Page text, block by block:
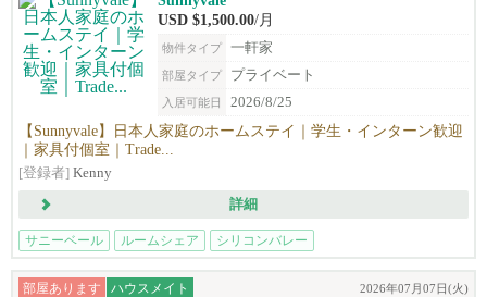
USD $1,500.00/月
物件タイプ 一軒家
部屋タイプ プライベート
入居可能日 2026/8/25
【Sunnyvale】日本人家庭のホームステイ｜学生・インターン歓迎
｜家具付個室｜Trade...
[登録者] Kenny
詳細
サニーベール ルームシェア シリコンバレー
部屋あります ハウスメイト 2026年07月07日(火)